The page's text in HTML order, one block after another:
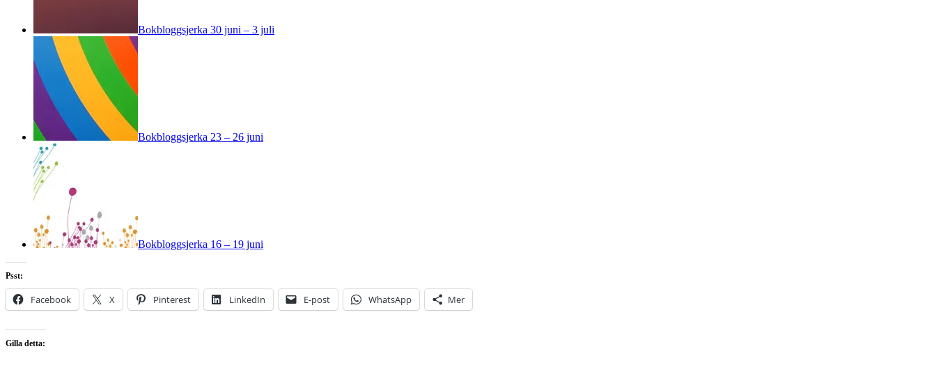
Bokbloggsjerka 30 juni – 3 juli
Bokbloggsjerka 23 – 26 juni
Bokbloggsjerka 16 – 19 juni
Psst:
Facebook X Pinterest LinkedIn E-post WhatsApp Mer
Gilla detta: